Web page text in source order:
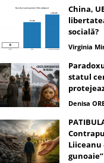
și poziției
China,
socială?
Virginia
statul
Denisa
Liiceanu
gunoaie”